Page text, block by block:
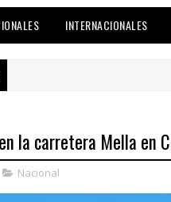
INTERNACIONALES
la carretera Mella en
Nacional